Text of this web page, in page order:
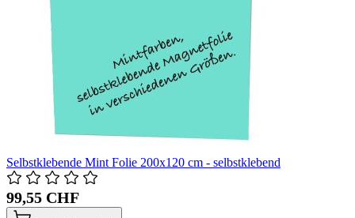
Selbstklebende Mint Folie 200x120 cm - selbstklebend
99,55 CHF